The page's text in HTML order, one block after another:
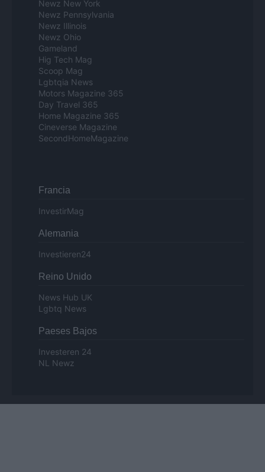
Newz New York
Newz Pennsylvania
Newz Illinois
Newz Ohio
Gameland
Hig Tech Mag
Scoop Mag
Lgbtqia News
Motors Magazine 365
Day Travel 365
Home Magazine 365
Cineverse Magazine
SecondHomeMagazine
Francia
InvestirMag
Alemania
Investieren24
Reino Unido
News Hub UK
Lgbtq News
Paeses Bajos
Investeren 24
NL Newz